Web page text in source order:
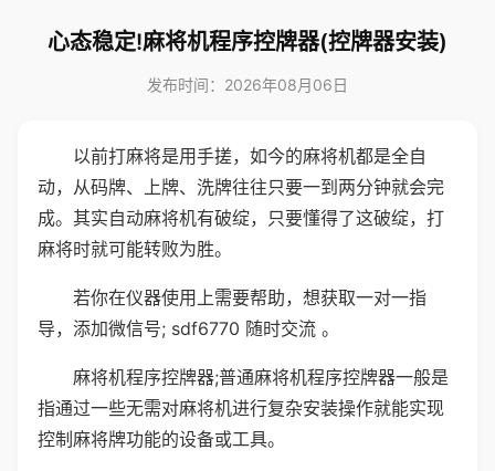
心态稳定!麻将机程序控牌器(控牌器安装)
发布时间：2026年08月06日
以前打麻将是用手搓，如今的麻将机都是全自
动，从码牌、上牌、洗牌往往只要一到两分钟就会完
成。其实自动麻将机有破绽，只要懂得了这破绽，打
麻将时就可能转败为胜。
若你在仪器使用上需要帮助，想获取一对一指
导，添加微信号; sdf6770 随时交流 。
麻将机程序控牌器;普通麻将机程序控牌器一般是
指通过一些无需对麻将机进行复杂安装操作就能实现
控制麻将牌功能的设备或工具。